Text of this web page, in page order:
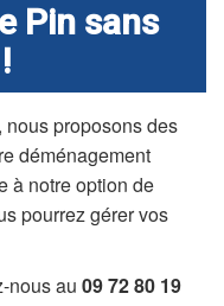
Pin sans
, nous proposons des
déménagement
à notre option de
pourrez gérer vos
nous au 09 72 80 19